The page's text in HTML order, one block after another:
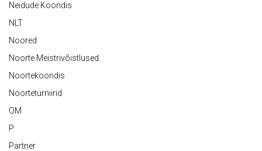
Neidude Koondis
NLT
Noored
Noorte Meistrivõistlused
Noortekoondis
Noorteturniirid
OM
P
Partner